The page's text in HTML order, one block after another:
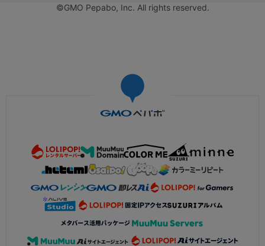
©GMO Pepabo, Inc. All rights reserved.